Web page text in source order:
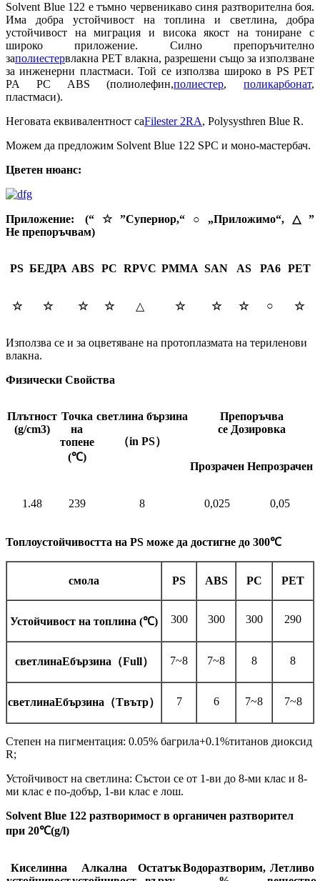
Solvent Blue 122 е тъмно червеникаво синя разтворителна боя.
Има добра устойчивост на топлина и светлина, добра
устойчивост на миграция и висока якост на тониране с
широко приложение. Силно препоръчително
заполиестервлакна PET влакна, разрешени също за използване
за инженерни пластмаси. Той се използва широко в PS PET
PA PC ABS (полиолефин,полиестер, поликарбонат,
пластмаси).
Неговата еквивалентност саFilester 2RA, Polysysthren Blue R.
Можем да предложим Solvent Blue 122 SPC и моно-мастербач.
Цветен нюанс:
Приложение: (“ ☆ ”Супериор,“ ○ „Приложимо“, △ ”
Не препоръчвам)
PS БЕДРА ABS PC RPVC PMMA SAN AS PA6 PET
☆ ☆ ☆ ☆ △ ☆ ☆ ☆ ○ ☆
Използва се и за оцветяване на протоплазмата на териленови
влакна.
Физически Свойства
Плътност
(g/cm3)
Точка
на
топене
(℃)
светлина бързина
（in PS）
Препоръчва
се Дозировка
Прозрачен Непрозрачен
1.48 239 8 0,025 0,05
Топлоустойчивостта на PS може да достигне до 300℃
смола PS ABS PC PET
Устойчивост на топлина (℃) 300 300 300 290
светлинаЕбързина （Full） 7~8 7~8 8 8
светлинаЕбързина （Tвътр） 7 6 7~8 7~8
Степен на пигментация: 0.05% багрила+0.1%титанов диоксид
R;
Устойчивост на светлина: Състои се от 1-ви до 8-ми клас и 8-
ми клас е по-добър, 1-ви клас е лош.
Solvent Blue 122 разтворимост в органичен разтворител
при 20℃(g/l)
Киселинна
Алкална
ОстатъкВодоразтворим, Летливо